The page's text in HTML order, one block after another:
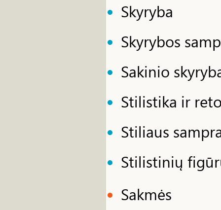
Skyryba
Skyrybos
Sakinio
Stilistika ir
Stiliaus
Stilistinių
Sakmės